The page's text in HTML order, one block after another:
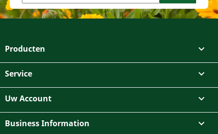
Producten 
Service 
Uw Account 
Business Information 